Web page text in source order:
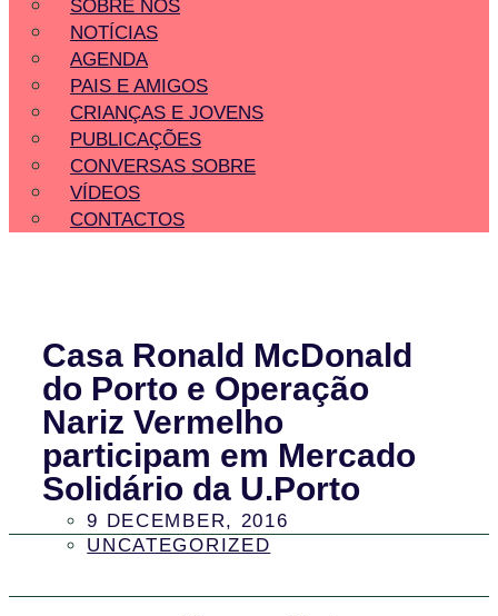
SOBRE NÓS
NOTÍCIAS
AGENDA
PAIS E AMIGOS
CRIANÇAS E JOVENS
PUBLICAÇÕES
CONVERSAS SOBRE
VÍDEOS
CONTACTOS
Casa Ronald McDonald
do Porto e Operação
Nariz Vermelho
participam em Mercado
Solidário da U.Porto
9 DECEMBER, 2016
UNCATEGORIZED